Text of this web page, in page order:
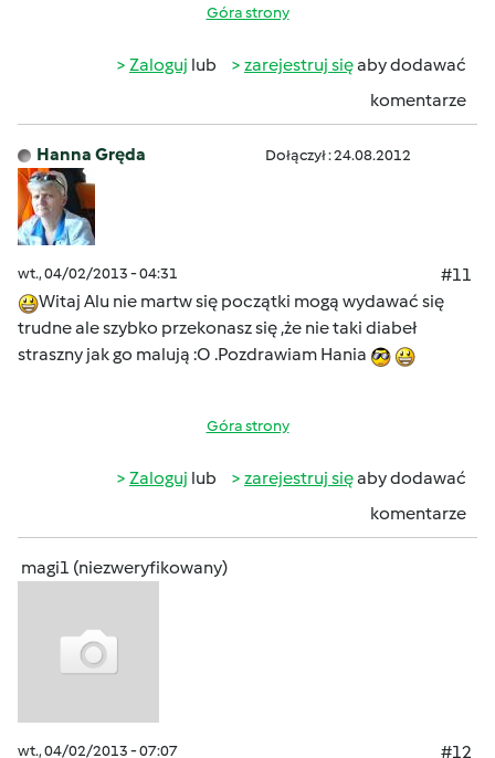
Góra strony
Zaloguj lub zarejestruj sięaby dodawać
komentarze
Hanna Gręda Dołączył : 24.08.2012
wt., 04/02/2013 - 04:31
#11
Witaj Alu nie martw się początki mogą wydawać się
trudne ale szybko przekonasz się ,że nie taki diabeł
straszny jak go malują :O .Pozdrawiam Hania
Góra strony
Zaloguj lub zarejestruj sięaby dodawać
komentarze
magi1 (niezweryfikowany)
wt., 04/02/2013 - 07:07 #12